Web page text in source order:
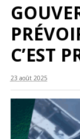
C’EST
23 août 2025